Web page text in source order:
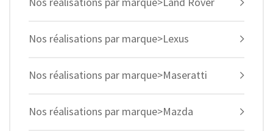
Nos réalisations par marque>Lexus
Nos réalisations par marque>Maseratti
Nos réalisations par marque>Mazda